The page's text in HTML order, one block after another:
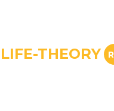
LIFE-THEORY